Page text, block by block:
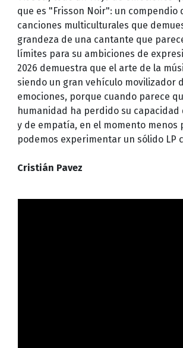
que es "Frisson Noir": un compendio
canciones multiculturales que
grandeza de una cantante que
límites para su ambiciones de
2026 demuestra que el arte de la
siendo un gran vehículo movilizador
emociones, porque cuando parece
humanidad ha perdido su capacidad
y de empatía, en el momento menos
podemos experimentar un sólido LP
Cristián Pavez